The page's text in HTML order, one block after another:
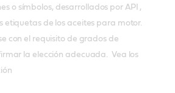
o símbolos, desarrollados por API ,
etiquetas de los aceites para motor.
con el requisito de grados de
la elección adecuada. Vea los